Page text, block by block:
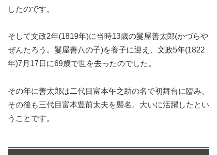
したのです。
そして文政2年(1819年)に当時13歳の鬘屋善太郎(かづらや
ぜんたろう。鬘屋善八の子)を養子に迎え、文政5年(1822
年)7月17日に69歳で世を去ったのでした。
その年に善太郎は二代目富本午之助の名で初舞台に臨み、
その後も三代目富本豊前太夫を襲名。大いに活躍したとい
うことです。